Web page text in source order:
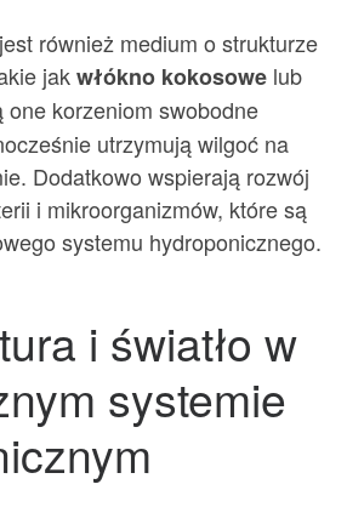
również medium o strukturze
jakwłókno kokosowe lub
one korzeniom swobodne
utrzymują wilgoć na
Dodatkowo wspierają rozwój
i mikroorganizmów, które są
systemu hydroponicznego.
i światło w
systemie